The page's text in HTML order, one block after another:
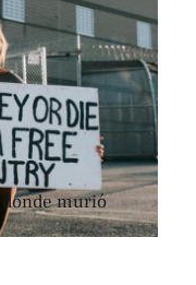
murió